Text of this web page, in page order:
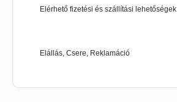
Elérhető fizetési és szállítási lehetőségek
Elállás, Csere, Reklamáció